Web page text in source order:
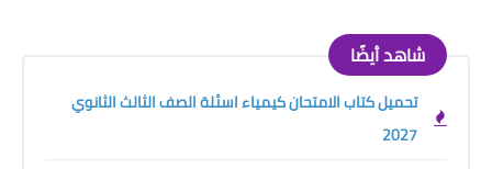
شاهد أيضًا
تحميل كتاب الامتحان كيمياء اسئلة الصف الثالث الثانوي
2027